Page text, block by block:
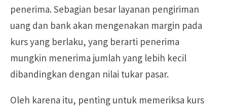
penerima. Sebagian besar layanan pengiriman
uang dan bank akan mengenakan margin pada
kurs yang berlaku, yang berarti penerima
mungkin menerima jumlah yang lebih kecil
dibandingkan dengan nilai tukar pasar.
Oleh karena itu, penting untuk memeriksa kurs